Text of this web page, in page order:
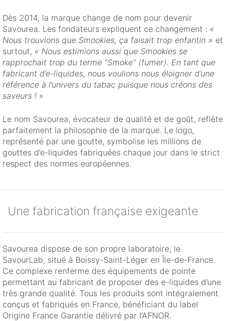
Dès 2014, la marque change de nom pour devenir
Savourea. Les fondateurs expliquent ce changement : «
Nous trouvions que Smookies, ça faisait trop enfantin » et
surtout, « Nous estimions aussi que Smookies se
rapprochait trop du terme “Smoke” (fumer). En tant que
fabricant d’e-liquides, nous voulions nous éloigner d’une
référence à l’univers du tabac puisque nous créons des
saveurs ! »
Le nom Savourea, évocateur de qualité et de goût, reflète
parfaitement la philosophie de la marque. Le logo,
représenté par une goutte, symbolise les millions de
gouttes d’e-liquides fabriquées chaque jour dans le strict
respect des normes européennes.
Une fabrication française exigeante
Savourea dispose de son propre laboratoire, le
SavourLab, situé à Boissy-Saint-Léger en Île-de-France.
Ce complexe renferme des équipements de pointe
permettant au fabricant de proposer des e-liquides d’une
très grande qualité. Tous les produits sont intégralement
conçus et fabriqués en France, bénéficiant du label
Origine France Garantie délivré par l’AFNOR.